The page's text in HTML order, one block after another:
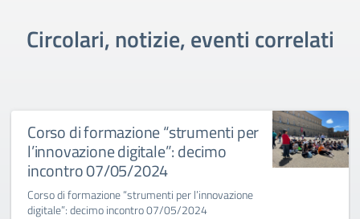
Circolari, notizie, eventi correlati
Corso di formazione “strumenti per
l’innovazione digitale”: decimo
incontro 07/05/2024
Corso di formazione “strumenti per l’innovazione
digitale”: decimo incontro 07/05/2024